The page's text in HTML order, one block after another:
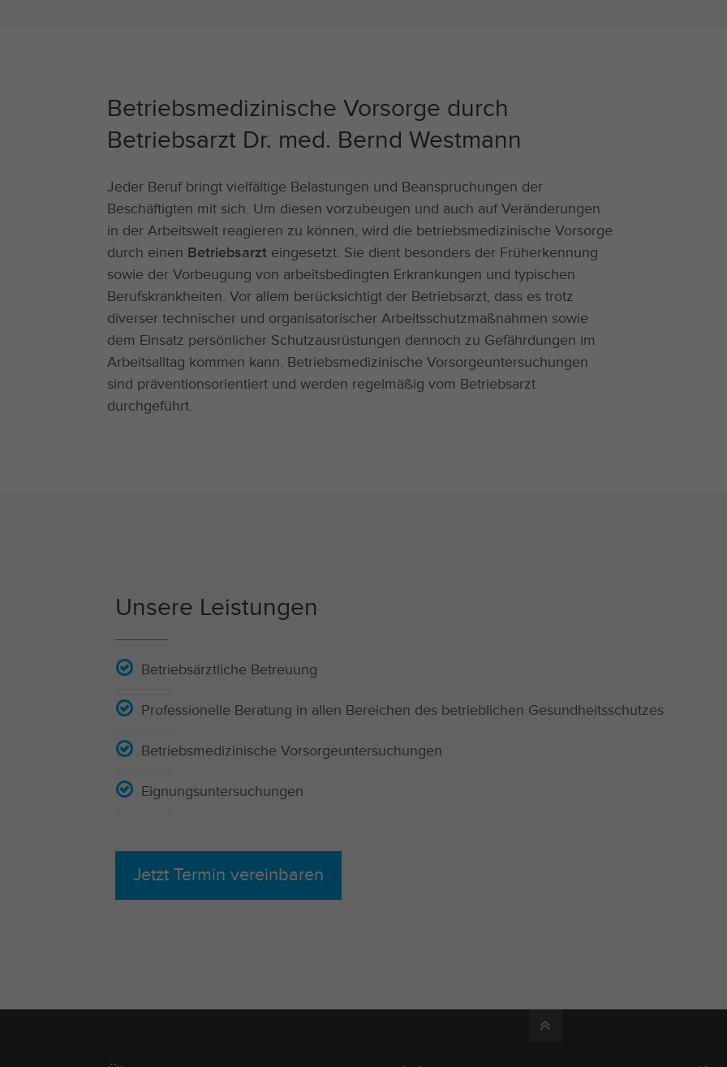
Betriebsmedizinische Vorsorge durch
Betriebsarzt Dr. med. Bernd Westmann
Jeder Beruf bringt vielfältige Belastungen und Beanspruchungen der
Beschäftigten mit sich. Um diesen vorzubeugen und auch auf Veränderungen
in der Arbeitswelt reagieren zu können, wird die betriebsmedizinische Vorsorge
durch einen Betriebsarzt eingesetzt. Sie dient besonders der Früherkennung
sowie der Vorbeugung von arbeitsbedingten Erkrankungen und typischen
Berufskrankheiten. Vor allem berücksichtigt der Betriebsarzt, dass es trotz
diverser technischer und organisatorischer Arbeitsschutzmaßnahmen sowie
dem Einsatz persönlicher Schutzausrüstungen dennoch zu Gefährdungen im
Arbeitsalltag kommen kann. Betriebsmedizinische Vorsorgeuntersuchungen
sind präventionsorientiert und werden regelmäßig vom Betriebsarzt
durchgeführt.
Unsere Leistungen
Betriebsärztliche Betreuung
Professionelle Beratung in allen Bereichen des betrieblichen Gesundheitsschutzes
Betriebsmedizinische Vorsorgeuntersuchungen
Eignungsuntersuchungen
Jetzt Termin vereinbaren